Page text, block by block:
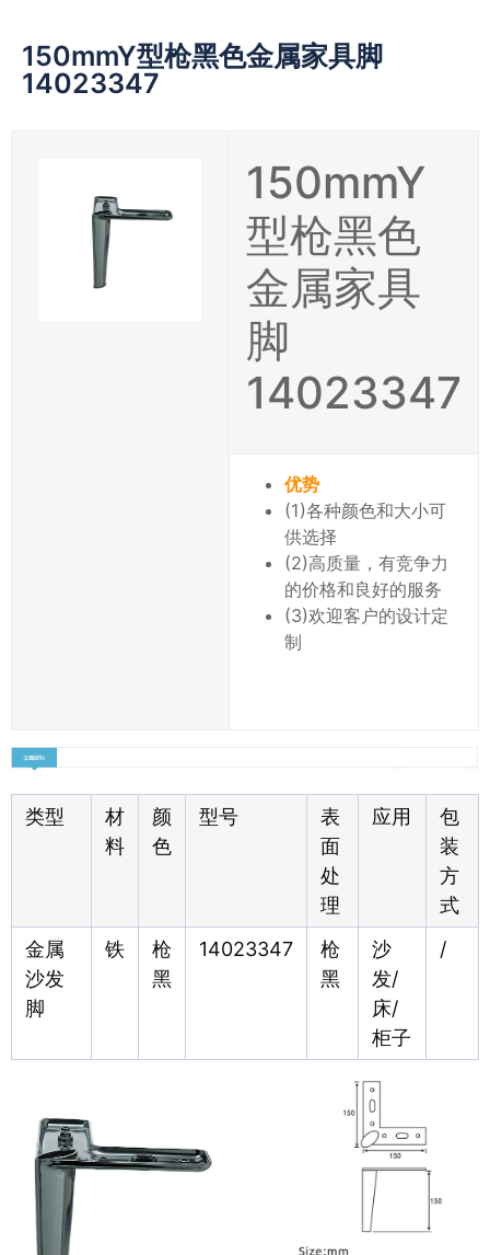
150mmY型枪黑色金属家具脚
14023347
150mmY
型枪黑色
金属家具
脚
14023347
优势
(1)各种颜色和大小可
供选择
(2)高质量，有竞争力
的价格和良好的服务
(3)欢迎客户的设计定
制
类型
材
料
颜
色
型号
表
面
处
理
应用
包
装
方
式
金属
沙发
脚
铁
枪
黑
14023347
枪
黑
沙
发/
床/
柜子
/